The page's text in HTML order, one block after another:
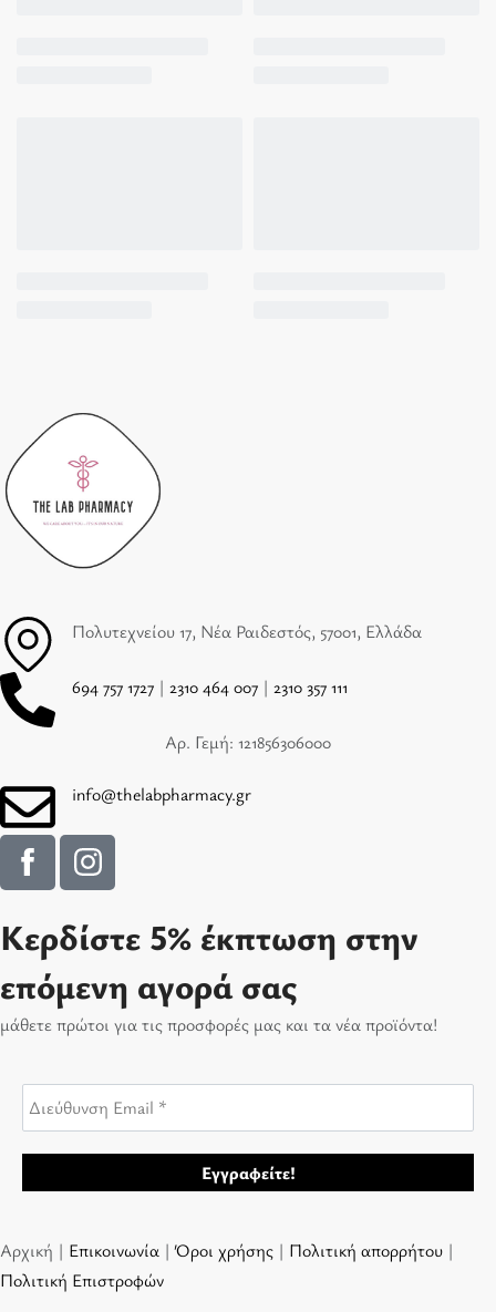
Πολυτεχνείου 17, Νέα Ραιδεστός, 57001, Ελλάδα
694 757 1727 | 2310 464 007 | 2310 357 111
Αρ. Γεμή: 121856306000
info@thelabpharmacy.gr
Κερδίστε 5% έκπτωση στην
επόμενη αγορά σας
μάθετε πρώτοι για τις προσφορές μας και τα νέα προϊόντα!
Αρχική | Επικοινωνία |Όροι χρήσης | Πολιτική απορρήτου |
Πολιτική Επιστροφών